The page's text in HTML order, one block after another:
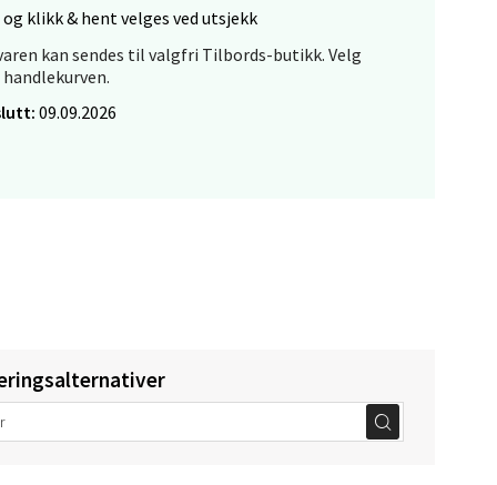
klikk & hent velges ved utsjekk
kan sendes til valgfri Tilbords-butikk. Velg
09.09.2026